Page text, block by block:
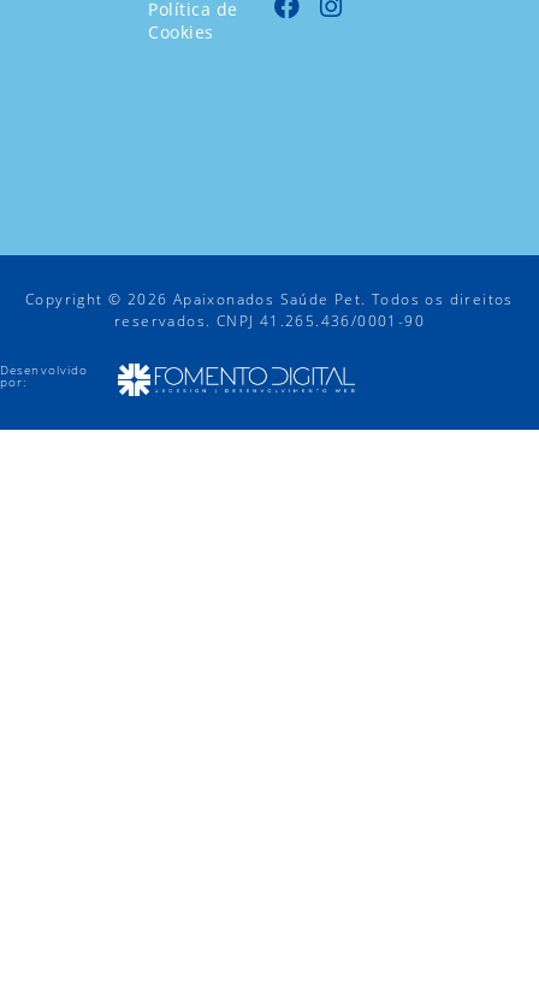
Política de
Cookies
Copyright © 2026 Apaixonados Saúde Pet. Todos os direitos
reservados. CNPJ 41.265.436/0001-90
Desenvolvido
por: